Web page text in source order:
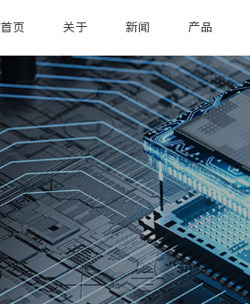
首页 关于 新闻 产品